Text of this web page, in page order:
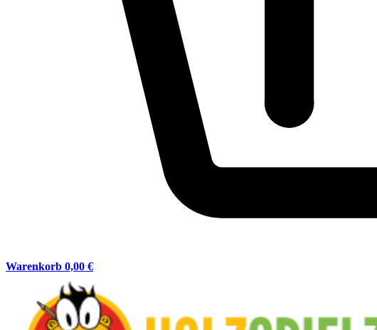
Warenkorb 0,00 €